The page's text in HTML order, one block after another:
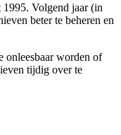
1995. Volgend jaar (in
beter te beheren en
onleesbaar worden of
tijdig over te